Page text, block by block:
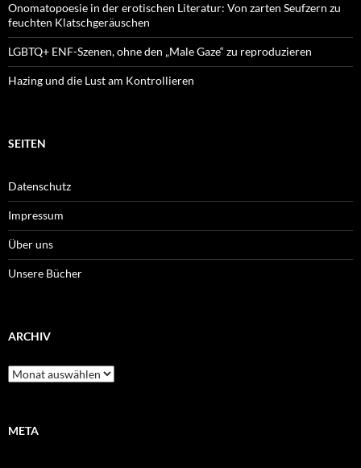
Onomatopoesie in der erotischen Literatur: Von zarten Seufzern zu
feuchten Klatschgeräuschen
LGBTQ+ ENF-Szenen, ohne den „Male Gaze“ zu reproduzieren
Hazing und die Lust am Kontrollieren
SEITEN
Datenschutz
Impressum
Über uns
Unsere Bücher
ARCHIV
Archiv
META